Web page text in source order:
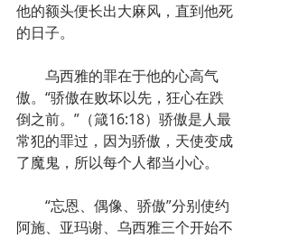
他的额头便长出大麻风，直到他死
的日子。
乌西雅的罪在于他的心高气
傲。“骄傲在败坏以先，狂心在跌
倒之前。”（箴16:18）骄傲是人最
常犯的罪过，因为骄傲，天使变成
了魔鬼，所以每个人都当小心。
“忘恩、偶像、骄傲”分别使约
阿施、亚玛谢、乌西雅三个开始不